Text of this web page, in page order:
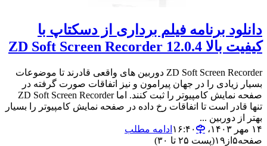
دانلود برنامه فیلم برداری از دسکتاپ با
کیفیت بالا ZD Soft Screen Recorder 12.0.4
ZD Soft Screen Recorder دوربین های واقعی قادرند تا موضوعات
بسیار زیادی را در جهان پیرامون و نیز اتفاقات صورت گرفته در
صفحه نمایش کامپیوتر را ثبت کنند. اما ZD Soft Screen Recorder
تنها قادر است تا اتفاقات رخ داده در صفحه نمایش کامپیوتر را بسیار
بهتر از دوربین ...
۱۴ مهر ۱۴۰۳،‏ ۱۶:۴۰
ادامه مطلب
صفحه۵ از ۱۹(پست ۲۵ تا ۳۰)